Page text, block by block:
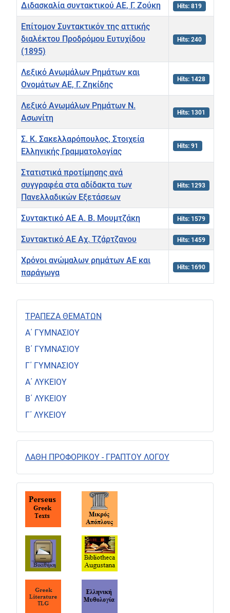
ΤΡΑΠΕΖΑ ΘΕΜΑΤΩΝ
Α΄ ΓΥΜΝΑΣΙΟΥ
Β΄ ΓΥΜΝΑΣΙΟΥ
Γ΄ ΓΥΜΝΑΣΙΟΥ
Α΄ ΛΥΚΕΙΟΥ
Β΄ ΛΥΚΕΙΟΥ
Γ΄ ΛΥΚΕΙΟΥ
ΛΑΘΗ ΠΡΟΦΟΡΙΚΟΥ - ΓΡΑΠΤΟΥ ΛΟΓΟΥ
Διδασκαλία συντακτικού ΑΕ, Γ. Ζούκη Hits: 819
Επίτομον Συντακτικόν της αττικής
διαλέκτου Προδρόμου Ευτυχίδου
(1895)
Hits: 240
Λεξικό Ανωμάλων Ρημάτων και
Ονομάτων ΑΕ, Γ. Ζηκίδης
Hits: 1428
Λεξικό Ανωμάλων Ρημάτων Ν.
Ασωνίτη
Hits: 1301
Σ. Κ. Σακελλαρόπουλος, Στοιχεία
Ελληνικής Γραμματολογίας
Hits: 91
Στατιστικά προτίμησης ανά
συγγραφέα στα αδίδακτα των
Πανελλαδικών Εξετάσεων
Hits: 1293
Συντακτικό ΑΕ Α. Β. Μουμτζάκη Hits: 1579
Συντακτικό ΑΕ Αχ. Τζάρτζανου Hits: 1459
Χρόνοι ανώμαλων ρημάτων ΑΕ και
παράγωγα
Hits: 1690